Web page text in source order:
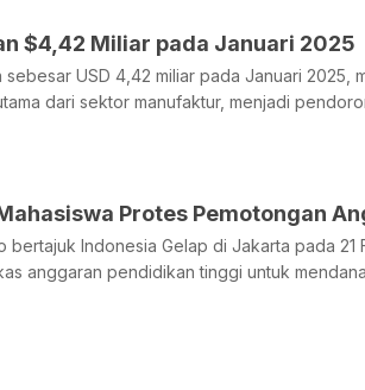
$4,42 Miliar pada Januari 2025
USD 4,42 miliar pada Januari 2025,
dari sektor manufaktur, menjadi
Protes Pemotongan
bertajuk Indonesia Gelap di Jakarta pada 21
anggaran pendidikan tinggi untuk